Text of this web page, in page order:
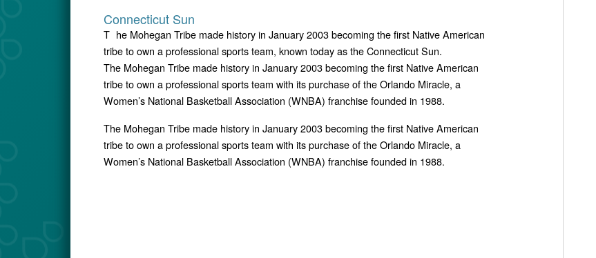
Connecticut Sun
T he Mohegan Tribe made history in January 2003 becoming the first Native American
tribe to own a professional sports team, known today as the Connecticut Sun.
The Mohegan Tribe made history in January 2003 becoming the first Native American
tribe to own a professional sports team with its purchase of the Orlando Miracle, a
Women’s National Basketball Association (WNBA) franchise founded in 1988.
The Mohegan Tribe made history in January 2003 becoming the first Native American
tribe to own a professional sports team with its purchase of the Orlando Miracle, a
Women’s National Basketball Association (WNBA) franchise founded in 1988.